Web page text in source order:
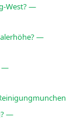
West? —
—
—
—